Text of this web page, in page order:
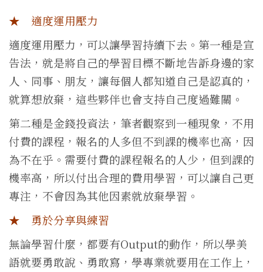
★ 適度運用壓力
適度運用壓力，可以讓學習持續下去。第一種是宣
告法，就是將自己的學習目標不斷地告訴身邊的家
人、同事、朋友，讓每個人都知道自己是認真的，
就算想放棄，這些夥伴也會支持自己度過難關。
第二種是金錢投資法，筆者觀察到一種現象，不用
付費的課程，報名的人多但不到課的機率也高，因
為不在乎。需要付費的課程報名的人少，但到課的
機率高，所以付出合理的費用學習，可以讓自己更
專注，不會因為其他因素就放棄學習。
★ 勇於分享與練習
無論學習什麼，都要有Output的動作，所以學美
語就要勇敢說、勇敢寫，學專業就要用在工作上，